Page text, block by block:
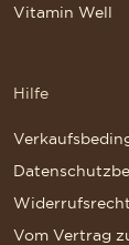
Vitamin Well
Hilfe
Widerrufsrecht
Vom Vertrag